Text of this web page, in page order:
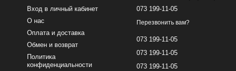
Вход в личный кабинет
О нас
Оплата и доставка
Обмен и возврат
Политика
конфиденциальности
073 199-11-05
Перезвонить вам?
073 199-11-05
073 199-11-05
073 199-11-05